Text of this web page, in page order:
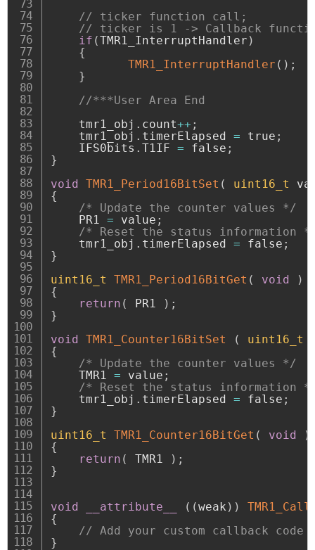
// ticker function call;
// ticker is 1 -> Callback
if (TMR1_InterruptHandler )
{
TMR1_InterruptHandler ( ) ;
}
//***User Area End
    tmr1_obj
. count++ ;
    tmr1_obj
. timerElapsed = true ;
    IFS0bits
. T1IF = false ;
}
void
TMR1_Period16BitSet ( uint16_t
{
/* Update the counter values */
    PR1
= value ;
/* Reset the status information
    tmr1_obj
. timerElapsed = false ;
}
uint16_t
TMR1_Period16BitGet ( void
)
{
return ( PR1 ) ;
}
void
TMR1_Counter16BitSet ( uint16_t
{
/* Update the counter values */
    TMR1
= value ;
/* Reset the status information
    tmr1_obj
. timerElapsed = false ;
}
uint16_t
TMR1_Counter16BitGet ( void
)
{
return ( TMR1 ) ;
}
void __attribute__ ( (weak ) )
{
// Add your custom callback code
}